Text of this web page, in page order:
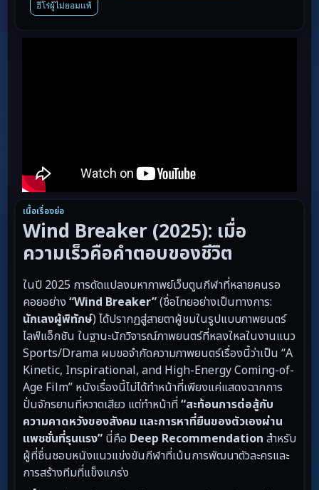
ฮีโร่ผู้ไม่ยอมแพ้
เนื้อเรื่องย่อ
Wind Breaker (2025): เมื่อ
ความเร็วคือคำตอบของชีวิต
ในปี 2025 การดัดแปลงมหากาพย์เว็บตูนกีฬาที่หลายคนรอ
คอยอย่าง “Wind Breaker”(ชื่อไทยอย่างเป็นทางการ:
นักเลงผู้พิทักษ์) ได้ปรากฏสู่สายตาผู้ชมในรูปแบบภาพยนตร์
ไลฟ์แอ็กชัน ในฐานะนักวิจารณ์ภาพยนตร์ที่หลงใหลในงานแนว
Sports/Drama ผมขอจำกัดความภาพยนตร์เรื่องนี้ว่าเป็น “A
Kinetic, Inspirational, and High-Energy Coming-of-
Age Film” หนังเรื่องนี้ไม่ได้ทำหน้าที่เพียงแค่แสดงฉากการ
ปั่นจักรยานที่หวาดเสียว แต่ทำหน้าที่“สะท้อนการต่อสู้กับ
ความคาดหวังของสังคม และการหาที่ยืนของตัวเองผ่าน
แพชชั่นที่รุนแรง” นี่คือ Deep Recommendation สำหรับ
ผู้ที่ชื่นชอบหนังแนวแข่งขันกีฬาที่เน้นการพัฒนาตัวละครและ
การสร้างทีมที่แข็งแกร่ง